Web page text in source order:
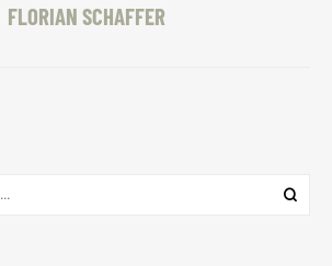
FLORIAN SCHAFFER